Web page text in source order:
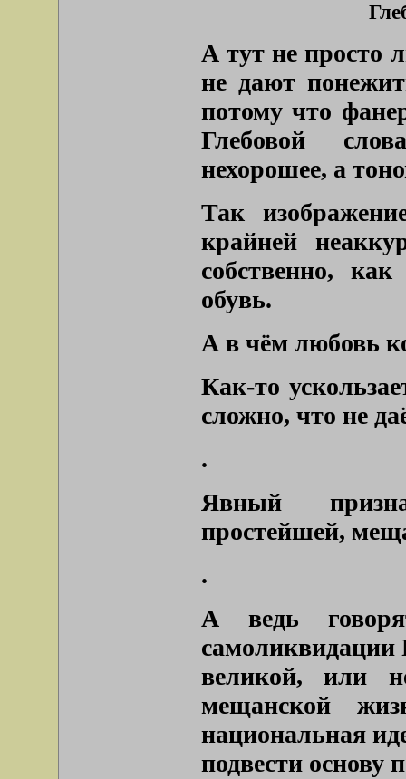
А тут не просто
не дают
потому что
Глебовой
нехорошее, а
Так
крайней
собственно,
обувь.
А в чём любовь
Как-то
сложно, что не
.
Явный
простейшей,
.
А ведь
самоликвидации
великой, или
мещанской
национальная
подвести основу